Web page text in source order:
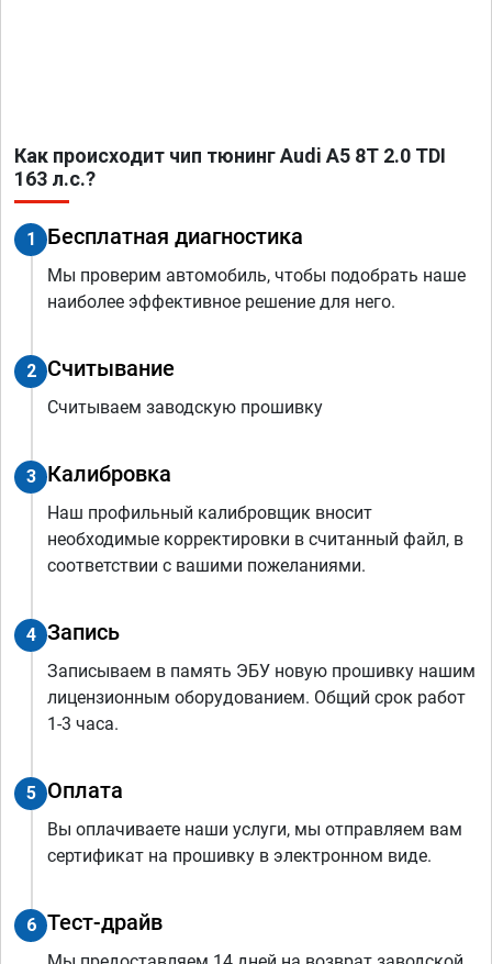
Как происходит чип тюнинг Audi A5 8T 2.0 TDI
163 л.с.?
1 Бесплатная диагностика
Мы проверим автомобиль, чтобы подобрать наше
наиболее эффективное решение для него.
2 Считывание
Считываем заводскую прошивку
3 Калибровка
Наш профильный калибровщик вносит
необходимые корректировки в считанный файл, в
соответствии с вашими пожеланиями.
4 Запись
Записываем в память ЭБУ новую прошивку нашим
лицензионным оборудованием. Общий срок работ
1-3 часа.
5 Оплата
Вы оплачиваете наши услуги, мы отправляем вам
сертификат на прошивку в электронном виде.
6 Тест-драйв